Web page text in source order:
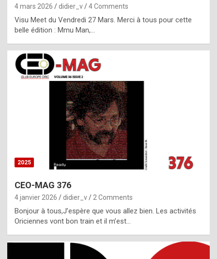
p
l
c
h
i
s
t
o
r
p
e
c
i
4 mars 2026 didier_v 4 Comments
Visu Meet du Vendredi 27 Mars. Merci à tous pour cette
belle édition : Mmu Man,…
2025
CEO-MAG 376
4 janvier 2026 didier_v 2 Comments
Bonjour à tous,J’espère que vous allez bien. Les activités
Oriciennes vont bon train et il m’est…